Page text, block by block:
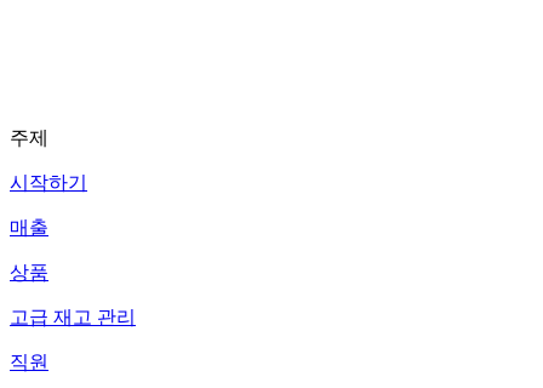
주제
시작하기
매출
상품
고급 재고 관리
직원